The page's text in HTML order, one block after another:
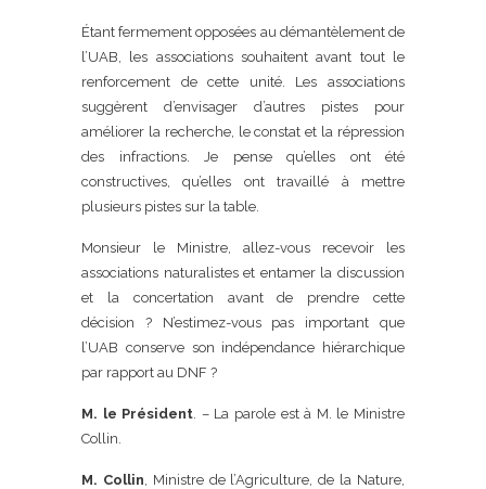
Étant fermement opposées au démantèlement de
l’UAB, les associations souhaitent avant tout le
renforcement de cette unité. Les associations
suggèrent d’envisager d’autres pistes pour
améliorer la recherche, le constat et la répression
des infractions. Je pense qu’elles ont été
constructives, qu’elles ont travaillé à mettre
plusieurs pistes sur la table.
Monsieur le Ministre, allez-vous recevoir les
associations naturalistes et entamer la discussion
et la concertation avant de prendre cette
décision ? N’estimez-vous pas important que
l’UAB conserve son indépendance hiérarchique
par rapport au DNF ?
M. le Président. – La parole est à M. le Ministre
Collin.
M. Collin, Ministre de l’Agriculture, de la Nature,